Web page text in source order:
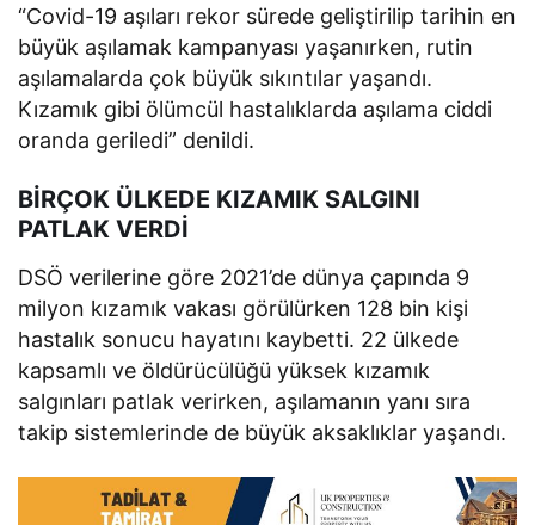
“Covid-19 aşıları rekor sürede geliştirilip tarihin en
büyük aşılamak kampanyası yaşanırken, rutin
aşılamalarda çok büyük sıkıntılar yaşandı.
Kızamık gibi ölümcül hastalıklarda aşılama ciddi
oranda geriledi” denildi.
BİRÇOK ÜLKEDE KIZAMIK SALGINI
PATLAK VERDİ
DSÖ verilerine göre 2021’de dünya çapında 9
milyon kızamık vakası görülürken 128 bin kişi
hastalık sonucu hayatını kaybetti. 22 ülkede
kapsamlı ve öldürücülüğü yüksek kızamık
salgınları patlak verirken, aşılamanın yanı sıra
takip sistemlerinde de büyük aksaklıklar yaşandı.